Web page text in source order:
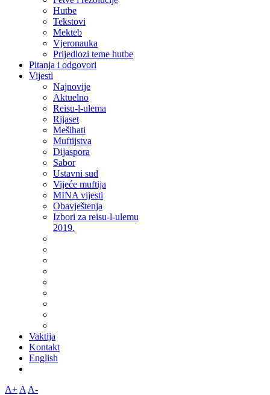
Hutbe
Tekstovi
Mekteb
Vjeronauka
Prijedlozi teme hutbe
Pitanja i odgovori
Vijesti
Najnovije
Aktuelno
Reisu-l-ulema
Rijaset
Mešihati
Muftijstva
Dijaspora
Sabor
Ustavni sud
Vijeće muftija
MINA vijesti
Obavještenja
Izbori za reisu-l-ulemu
2019.
Vaktija
Kontakt
English
A+ A A-